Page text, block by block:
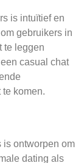
is intuïtief en
gebruikers in
te leggen
casual chat
komen.
is ontworpen om
dating als